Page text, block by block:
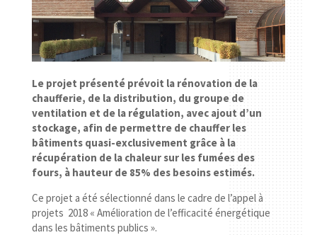
Le projet présenté prévoit la rénovation de la
chaufferie, de la distribution, du groupe de
ventilation et de la régulation, avec ajout d’un
stockage, afin de permettre de chauffer les
bâtiments quasi-exclusivement grâce à la
récupération de la chaleur sur les fumées des
fours, à hauteur de 85% des besoins estimés.
Ce projet a été sélectionné dans le cadre de l’appel à
projets 2018 « Amélioration de l’efficacité énergétique
dans les bâtiments publics ».